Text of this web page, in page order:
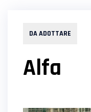
DA ADOTTARE
Alfa